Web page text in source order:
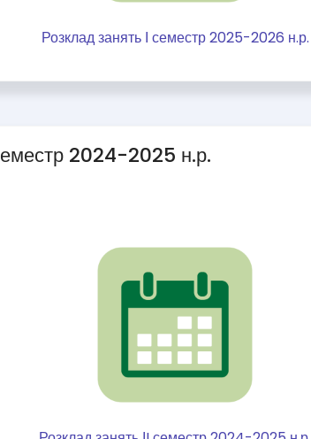
Розклад занять І семестр 2025-2026 н.р.
2024-2025 н.р.